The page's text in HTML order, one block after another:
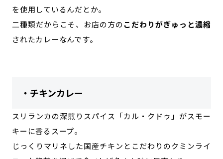
を使用しているんだとか。
二種類だからこそ、お店の方のこだわりがぎゅっと濃縮
されたカレーなんです。
・チキンカレー
スリランカの深煎りスパイス「カル・クドゥ」がスモー
キーに香るスープ。
じっくりマリネした国産チキンとこだわりのクミンライ